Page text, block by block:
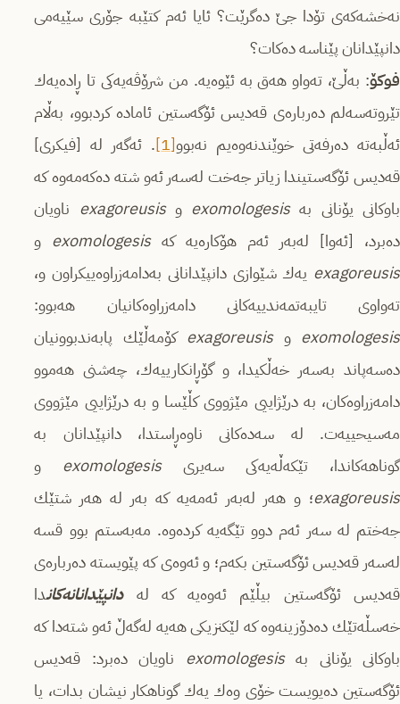
نه‌خشه‌كه‌ی تۆدا جێ ده‌گرێت؟ ئایا ئه‌م كتێبه‌ جۆری سێیه‌می
دانپێدانان پێناسه‌ ده‌كات؟
فوكۆ: به‌ڵێ، ته‌واو هه‌ق به‌ ئێوه‌یه‌. من شرۆڤه‌یه‌كی تا ڕاده‌یه‌ك
تێروته‌سه‌لم ده‌رباره‌ی قه‌دیس ئۆگه‌ستین ئاماده‌ كردبوو، به‌ڵام
ئه‌ڵبه‌ته‌ ده‌رفه‌تی خوێندنه‌وه‌یم نه‌بوو[1]
. ئه‌گه‌ر له‌ [فیكری]
قه‌دیس ئۆگه‌ستیندا زیاتر جه‌خت له‌سه‌ر ئه‌و شته‌ ده‌كه‌مه‌وه‌ كه‌
باوكانی یۆنانی به ‌exomologesis وexagoreusis ناویان
ده‌برد، [ئه‌وا] له‌به‌ر ئه‌م هۆكاره‌یه‌ كه‌exomologesis و
exagoreusis یه‌ك شێوازی دانپێدانانی به‌دامه‌زراوه‌ییكراون و،
ته‌واوی تایبه‌تمه‌ندییه‌كانی دامه‌زراوه‌كانیان هه‌بوو:
exomologesis وexagoreusis كۆمه‌ڵێك پابه‌ندبوونیان
ده‌سه‌پاند به‌سه‌ر خه‌ڵكیدا، و گۆڕانكارییه‌ك، چه‌شنی هه‌موو
دامه‌زراوه‌كان، به‌ درێژاییی مێژووی كڵێسا و به‌ درێژاییی مێژووی
مه‌سیحییه‌ت. له‌ سه‌ده‌كانی ناوه‌ڕاستدا، دانپێدانان به‌
گوناهه‌كاندا، تێكه‌ڵه‌یه‌كی سه‌یریexomologesis و
exagoreusis؛ و هه‌ر له‌به‌ر ئه‌مه‌یه‌ كه‌ به‌ر له‌ هه‌ر شتێك
جه‌ختم له‌ سه‌ر ئه‌م دوو تێگه‌یه‌ كرده‌وه‌. مه‌به‌ستم بوو قسه‌
له‌سه‌ر قه‌دیس ئۆگه‌ستین بكه‌م؛ و ئه‌وه‌ی كه‌ پێویسته‌ ده‌رباره‌ی
قه‌دیس ئۆگه‌ستین بیڵێم ئه‌وه‌یه‌ كه‌ له‌دانپێدانانه‌كاندا
خه‌سڵه‌تێك ده‌دۆزینه‌وه‌ كه‌ لێكنزیكی هه‌یه‌ له‌گه‌ڵ ئه‌و شته‌دا كه‌
باوكانی یۆنانی به‌exomologesis ناویان ده‌برد: قه‌دیس
ئۆگه‌ستین ده‌یویست خۆی وه‌ك یه‌ك‌ گوناهكار نیشان بدات، یا